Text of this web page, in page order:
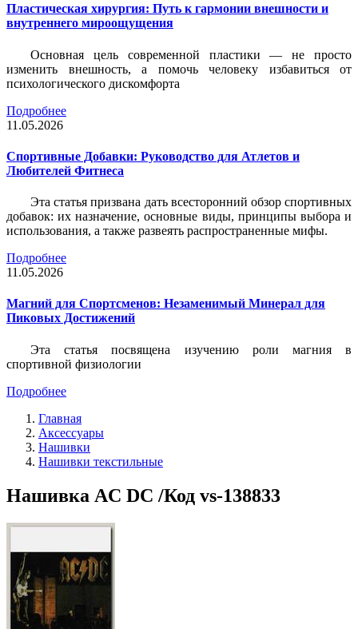
Пластическая хирургия: Путь к гармонии внешности и
внутреннего мироощущения
Основная цель современной пластики — не просто
изменить внешность, а помочь человеку избавиться от
психологического дискомфорта
Подробнее
11.05.2026
Спортивные Добавки: Руководство для Атлетов и
Любителей Фитнеса
Эта статья призвана дать всесторонний обзор спортивных
добавок: их назначение, основные виды, принципы выбора и
использования, а также развеять распространенные мифы.
Подробнее
11.05.2026
Магний для Спортсменов: Незаменимый Минерал для
Пиковых Достижений
Эта статья посвящена изучению роли магния в
спортивной физиологии
Подробнее
Главная
Аксессуары
Нашивки
Нашивки текстильные
Нашивка AC DC /Код vs-138833